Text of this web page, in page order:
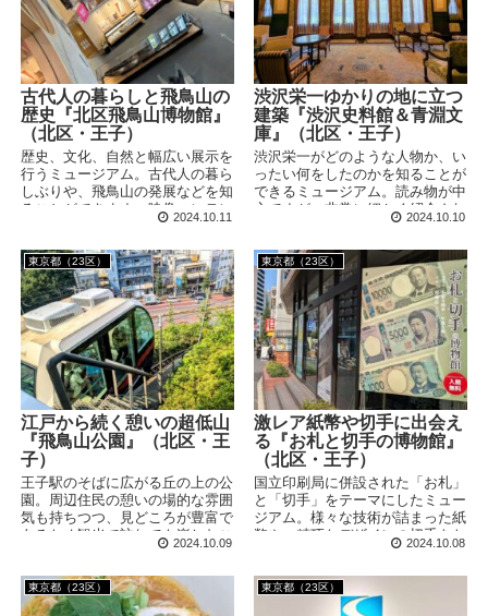
から入ると鳥居をくぐって社殿の
正面に向かうことができます。
創建年月日は不詳です...
古代人の暮らしと飛鳥山の
歴史『北区飛鳥山博物館』
（北区・王子）
歴史、文化、自然と幅広い展示を
行うミュージアム。古代人の暮ら
しぶりや、飛鳥山の発展などを知
ることができます。映像コンテン
ツもありカジュアルな雰囲気なの
博物館です。
2024.10.11
渋沢栄一ゆかりの地に立つ
建築『渋沢史料館＆青淵文
庫』（北区・王子）
渋沢栄一がどのような人物か、い
ったい何をしたのかを知ることが
できるミュージアム。読み物が中
心ですが、非常に細かく紹介され
ています。青淵文庫と晩香盧とい
の建築も見学することができま
す。
2024.10.10
東京都（23区）
江戸から続く憩いの超低山
『飛鳥山公園』（北区・王
子）
王子駅のそばに広がる丘の上の公
園。周辺住民の憩いの場的な雰囲
気も持ちつつ、見どころが豊富で
あるため観光で訪れても楽しむこ
とができます。江戸時代や渋沢栄
スポットです。
2024.10.09
東京都（23区）
激レア紙幣や切手に出会え
る『お札と切手の博物館』
（北区・王子）
国立印刷局に併設された「お札」
と「切手」をテーマにしたミュー
ジアム。様々な技術が詰まった紙
幣や、精巧なデザインの切手をた
っぷりと見ることができます。他
＆切手の姿も・・・！
2024.10.08
東京都（23区） 東京都（23区）